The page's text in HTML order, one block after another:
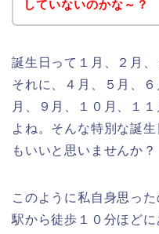
していないのかな～？
誕生日って１月、２月、
それに、４月、５月、
月、９月、１０月、１
よね。そんな特別な誕
もいいと思いませんか？
このように私自身思っ
駅から徒歩１０分ほどに